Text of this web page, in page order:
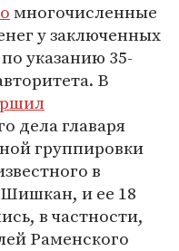
многочисленные
у заключенных
указанию 35-
В
дела главаря
группировки
в
и ее 18
в частности,
Раменского